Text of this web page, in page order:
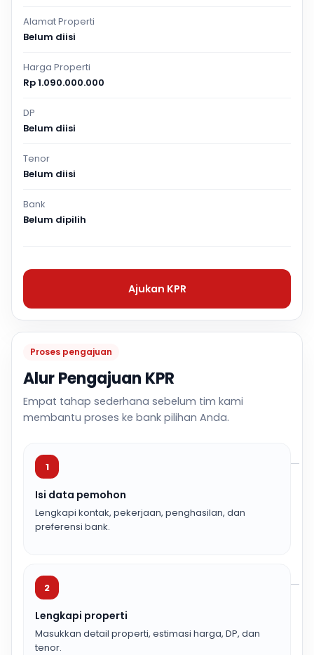
Proses pengajuan
Alur Pengajuan KPR
Empat tahap sederhana sebelum tim kami
membantu proses ke bank pilihan Anda.
1
Isi data pemohon
Lengkapi kontak, pekerjaan, penghasilan, dan
preferensi bank.
2
Lengkapi properti
Masukkan detail properti, estimasi harga, DP, dan
tenor.
Alamat Properti
Belum diisi
Harga Properti
Rp 1.090.000.000
DP
Belum diisi
Tenor
Belum diisi
Bank
Belum dipilih
Ajukan KPR